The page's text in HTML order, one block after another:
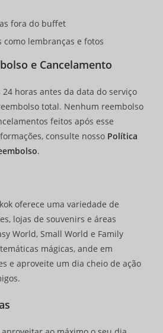
fora do buffet
como lembranças e fotos
e Cancelamento
horas antes da data do serviço
total. Nenhum reembolso
feitos após esse
consulte nosso Política
.
oferece uma variedade de
lojas de souvenirs e áreas
World, Small World e Family
mágicas, ande em
e aproveite um dia cheio de ação